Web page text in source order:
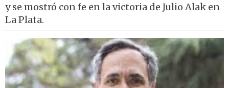
y se mostró con fe en la victoria de Julio Alak en
La Plata.